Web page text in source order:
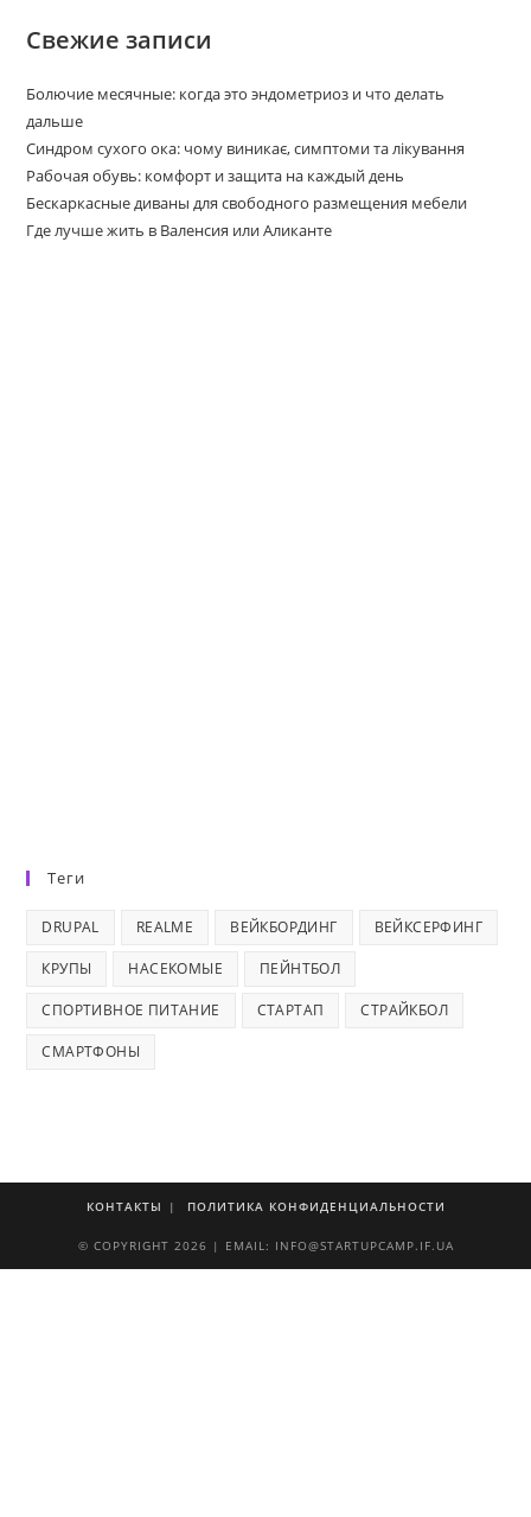
Свежие записи
Болючие месячные: когда это эндометриоз и что делать
дальше
Синдром сухого ока: чому виникає, симптоми та лікування
Рабочая обувь: комфорт и защита на каждый день
Бескаркасные диваны для свободного размещения мебели
Где лучше жить в Валенсия или Аликанте
Теги
DRUPAL REALME ВЕЙКБОРДИНГ ВЕЙКСЕРФИНГ
КРУПЫ НАСЕКОМЫЕ ПЕЙНТБОЛ
СПОРТИВНОЕ ПИТАНИЕ СТАРТАП СТРАЙКБОЛ
СМАРТФОНЫ
КОНТАКТЫ ПОЛИТИКА КОНФИДЕНЦИАЛЬНОСТИ
© COPYRIGHT 2026 | EMAIL: INFO@STARTUPCAMP.IF.UA